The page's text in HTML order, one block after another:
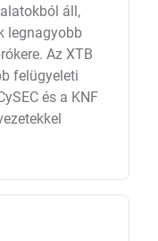
áll,
legnagyobb
Az XTB
felügyeleti
és a KNF